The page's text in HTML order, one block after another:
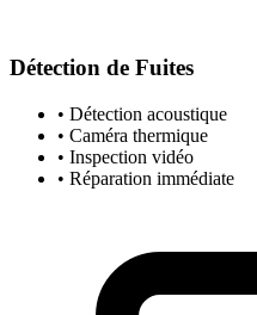
Détection de Fuites
• Détection acoustique
• Caméra thermique
• Inspection vidéo
• Réparation immédiate